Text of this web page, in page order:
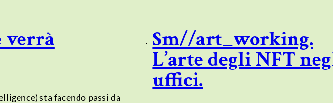
verrà
sta facendo passi da
Sm//art_working.
L’arte degli NFT
uffici.